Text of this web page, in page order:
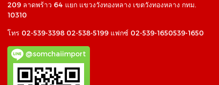
209 ลาดพร้าว 64 แยก แขวงวังทองหลาง เขตวังทองหลาง กทม.
10310
โทร 02-539-3398 02-538-5199 แฟกซ์ 02-539-1650539-1650
@somchaiimport